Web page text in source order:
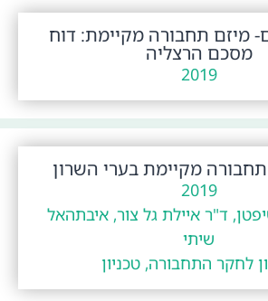
מיזם תחבורה מקיימת: דוח
מסכם הרצליה
2019
מקיימת בערי השרון
2019
ד"ר איילת גל צור, איבתהאל
שיתי
לחקר התחבורה, טכניון